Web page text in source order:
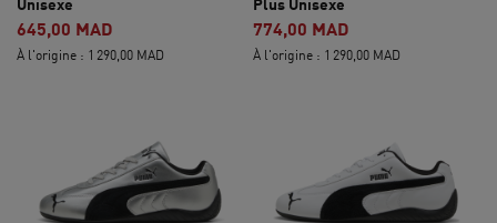
Unisexe
645,00 MAD
À l'origine : 1 290,00 MAD
Plus Unisexe
774,00 MAD
À l'origine : 1 290,00 MAD